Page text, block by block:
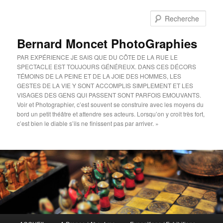
Bernard Moncet PhotoGraphies
PAR EXPÉRIENCE JE SAIS QUE DU CÔTE DE LA RUE LE
SPECTACLE EST TOUJOURS GÉNÉREUX. DANS CES DÉCORS
TÉMOINS DE LA PEINE ET DE LA JOIE DES HOMMES, LES
GESTES DE LA VIE Y SONT ACCOMPLIS SIMPLEMENT ET LES
VISAGES DES GENS QUI PASSENT SONT PARFOIS EMOUVANTS.
Voir et Photographier, c’est souvent se construire avec les moyens du
bord un petit théâtre et attendre ses acteurs. Lorsqu’on y croit très fort,
c’est bien le diable s’ils ne finissent pas par arriver. »